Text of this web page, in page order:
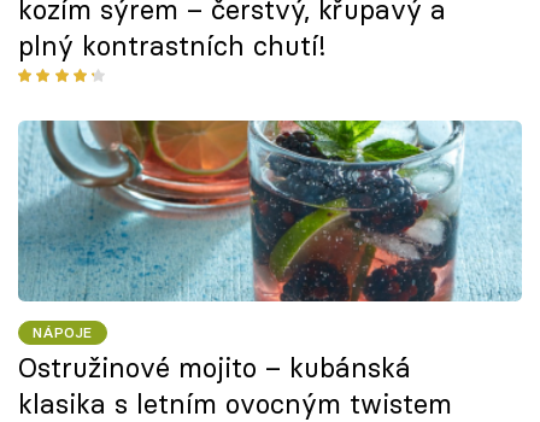
kozím sýrem – čerstvý, křupavý a
plný kontrastních chutí!
NÁPOJE
Ostružinové mojito – kubánská
klasika s letním ovocným twistem